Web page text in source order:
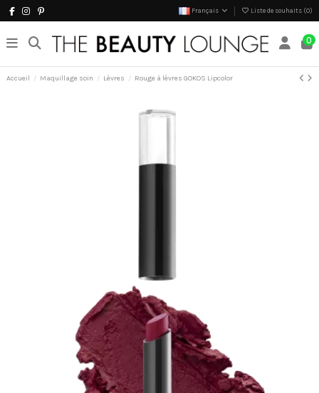
Français Liste de souhaits (0)
0
Accueil Maquillage soin Lèvres Rouge à lèvres GOKOS Lipcolor